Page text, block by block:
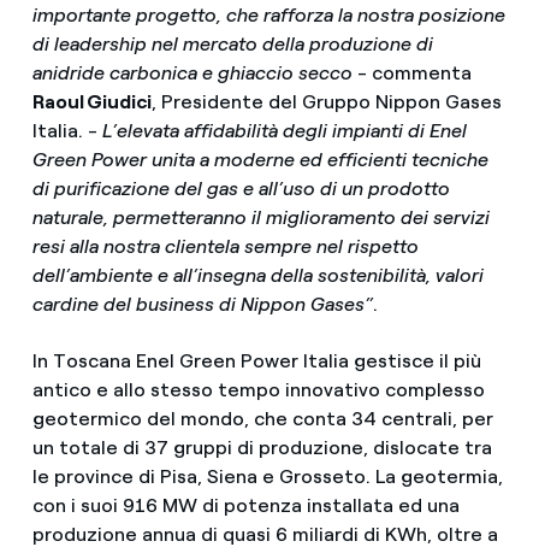
importante progetto, che rafforza la nostra posizione
di leadership nel mercato della produzione di
anidride carbonica e ghiaccio secco - commenta
Raoul Giudici, Presidente del Gruppo Nippon Gases
Italia. - L’elevata affidabilità degli impianti di Enel
Green Power unita a moderne ed efficienti tecniche
di purificazione del gas e all’uso di un prodotto
naturale, permetteranno il miglioramento dei servizi
resi alla nostra clientela sempre nel rispetto
dell’ambiente e all’insegna della sostenibilità, valori
cardine del business di Nippon Gases”.
In Toscana Enel Green Power Italia gestisce il più
antico e allo stesso tempo innovativo complesso
geotermico del mondo, che conta 34 centrali, per
un totale di 37 gruppi di produzione, dislocate tra
le province di Pisa, Siena e Grosseto. La geotermia,
con i suoi 916 MW di potenza installata ed una
produzione annua di quasi 6 miliardi di KWh, oltre a